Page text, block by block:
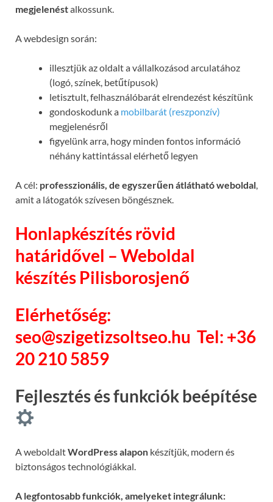
megjelenéstalkossunk.
A webdesign során:
illesztjük az oldalt a vállalkozásod arculatához
(logó, színek, betűtípusok)
letisztult, felhasználóbarát elrendezést készítünk
gondoskodunk a mobilbarát (reszponzív)
megjelenésről
figyelünk arra, hogy minden fontos információ
néhány kattintással elérhető legyen
A cél: professzionális, de egyszerűen átlátható weboldal,
amit a látogatók szívesen böngésznek.
Honlapkészítés rövid
határidővel – Weboldal
készítés Pilisborosjenő
Elérhetőség:
seo@szigetizsoltseo.hu Tel: +36
20 210 5859
Fejlesztés és funkciók beépítése
A weboldaltWordPress alapon készítjük, modern és
biztonságos technológiákkal.
A legfontosabb funkciók, amelyeket integrálunk: